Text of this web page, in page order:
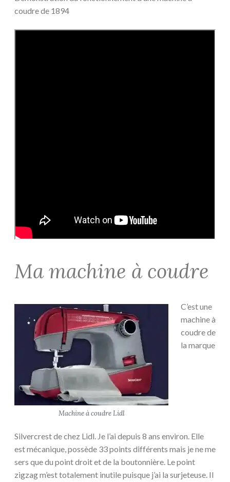
coudre de 1894
Ma machine à coudre
Machine à coudre Lidl
C’est une
machine à
coudre de
la marque
Silvercrest de chez Lidl. Je l’ai depuis 8 ans environ. Elle
est mécanique, possède 33 points différents mais je ne me
sers que du point droit et de la boutonnière. Le point
zigzag m’est totalement inutile puisque j’ai la surjeteuse. Il